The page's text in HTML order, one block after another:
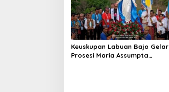
Keuskupan Labuan Bajo Gelar
Prosesi Maria Assumpta